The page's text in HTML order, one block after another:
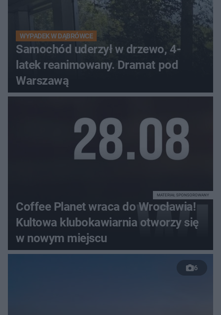
WYPADEK W DĄBRÓWCE
Samochód uderzył w drzewo, 4-
latek reanimowany. Dramat pod
Warszawą
Coffee Planet wraca do Wrocławia!
Kultowa klubokawiarnia otworzy się
w nowym miejscu
MATERIAŁ SPONSOROWANY
6